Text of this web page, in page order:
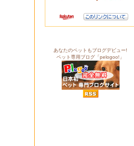
あなたのペットもブログデビュー!
ペット専用ブログ「pelogoo!」